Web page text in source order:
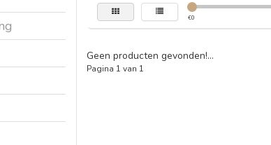
€0
Geen producten gevonden!...
Pagina 1 van 1